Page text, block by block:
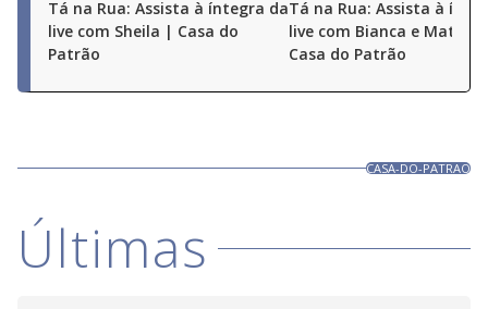
Tá na Rua: Assista à íntegra da
live com Sheila | Casa do
Patrão
Tá na Rua: Assista à
live com Bianca e
Casa do Patrão
CASA-DO-PATRAO
Últimas